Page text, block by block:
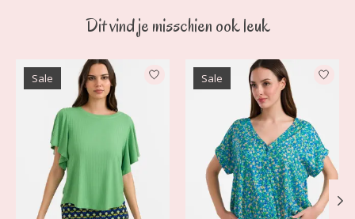
Dit vind je misschien ook leuk
Items van productcarrousel
Sale Sale